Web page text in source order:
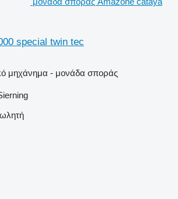
special twin tec
μηχάνημα - μονάδα σποράς